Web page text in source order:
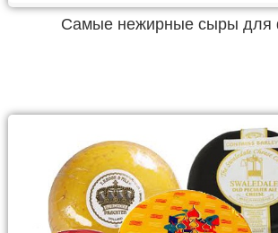
Самые нежирные сыры для